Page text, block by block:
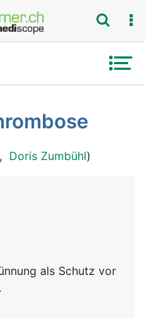
, Doris Zumbühl)
als Schutz vor